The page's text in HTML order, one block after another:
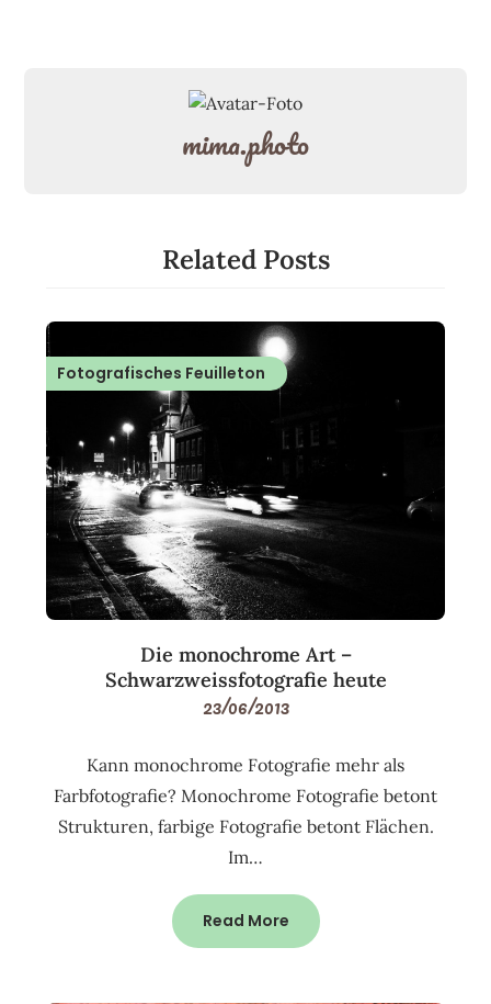
mima.photo
Related Posts
Fotografisches Feuilleton
Die monochrome Art –
Schwarzweissfotografie heute
23/06/2013
Kann monochrome Fotografie mehr als
Farbfotografie? Monochrome Fotografie betont
Strukturen, farbige Fotografie betont Flächen.
Im…
Read More